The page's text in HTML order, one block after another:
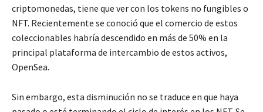
criptomonedas, tiene que ver con los tokens no fungibles o
NFT. Recientemente se conoció que el comercio de estos
coleccionables habría descendido en más de 50% en la
principal plataforma de intercambio de estos activos,
OpenSea.
Sin embargo, esta disminución no se traduce en que haya